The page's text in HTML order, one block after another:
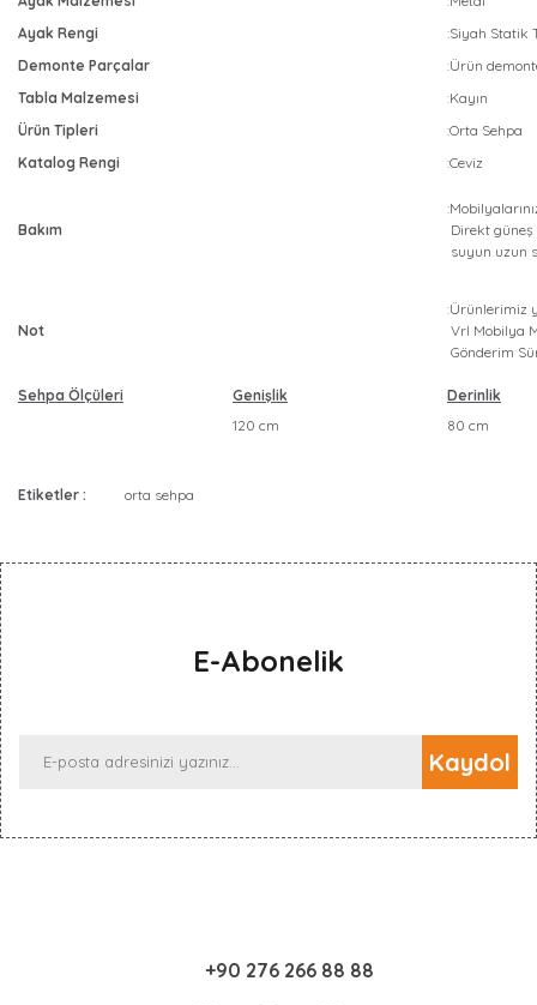
Ayak Rengi
:Siyah Statik
Demonte Parçalar
:Ürün
Tabla Malzemesi
:Kayın
Ürün Tipleri
:Orta Sehpa
Katalog Rengi
:Ceviz
Bakım
Direkt güneş
suyun uzun
Not
:Ürünlerimiz
Vrl Mobilya
Gönderim
Sehpa Ölçüleri Genişlik
Derinlik
120 cm
80 cm
Etiketler : orta sehpa
E-Abonelik
Kaydol
+90 276 266 88 88